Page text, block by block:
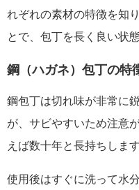
れぞれの素材の特徴を知
とで、包丁を長く良い状
鋼（ハガネ）包丁の特
鋼包丁は切れ味が非常に
が、サビやすいため注意
えば数十年と長持ちします
使用後はすぐに洗って水